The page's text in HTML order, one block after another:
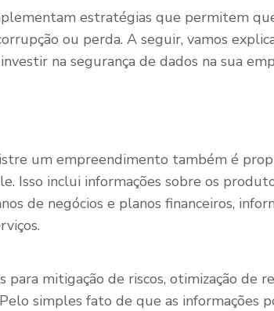
estratégias que permitem
ou perda. A seguir, vamos
na segurança de dados na sua
um empreendimento também é
Isso inclui informações sobre os
de negócios e planos financeiros,
para mitigação de riscos, otimização de
simples fato de que as informações